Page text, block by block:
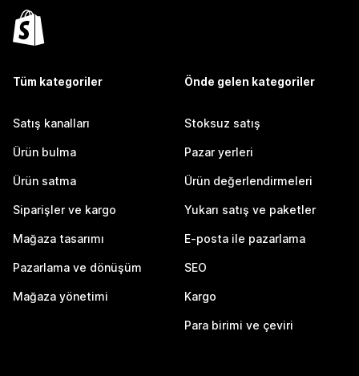
Tüm kategoriler
Satış kanalları
Ürün bulma
Ürün satma
Siparişler ve kargo
Mağaza tasarımı
Pazarlama ve dönüşüm
Mağaza yönetimi
Önde gelen kategoriler
Stoksuz satış
Pazar yerleri
Ürün değerlendirmeleri
Yukarı satış ve paketler
E-posta ile pazarlama
SEO
Kargo
Para birimi ve çeviri